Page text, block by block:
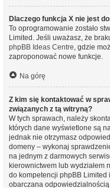
Dlaczego funkcja X nie jest
To oprogramowanie zostało
Limited. Jeśli uważasz, że
phpBB Ideas Centre, gdzie
zaproponować nowe funkcje.
Na górę
Z kim się kontaktować w
związanych z tą witryną?
W tych sprawach, należy
których dane wyświetlone są
jednak nie otrzymasz
domeny – wykonaj
na jednym z darmowych
kierownictwem lub wydziałem
do kompetencji phpBB
obarczana